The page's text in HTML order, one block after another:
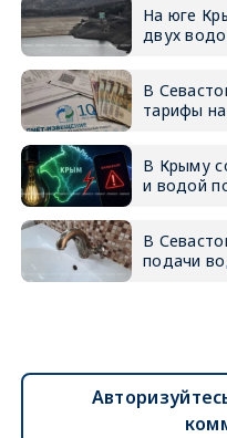
На юге
двух
В
тарифы
В Крыму
и водой
В
подачи